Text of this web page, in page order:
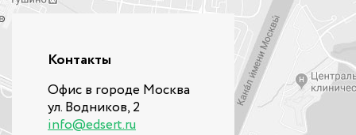
Контакты
Офис в городе Москва
ул. Водников, 2
info@edsert.ru